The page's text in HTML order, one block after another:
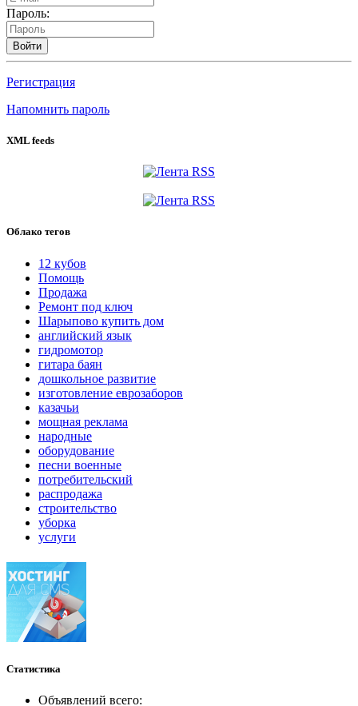
Пароль:
Войти
Регистрация
Напомнить пароль
XML feeds
Облако тегов
12 кубов
Помощь
Продажа
Ремонт под ключ
Шарыпово купить дом
английский язык
гидромотор
гитара баян
дошкольное развитие
изготовление еврозаборов
казачьи
мощная реклама
народные
оборудование
песни военные
потребительский
распродажа
строительство
уборка
услуги
Статистика
Объявлений всего: